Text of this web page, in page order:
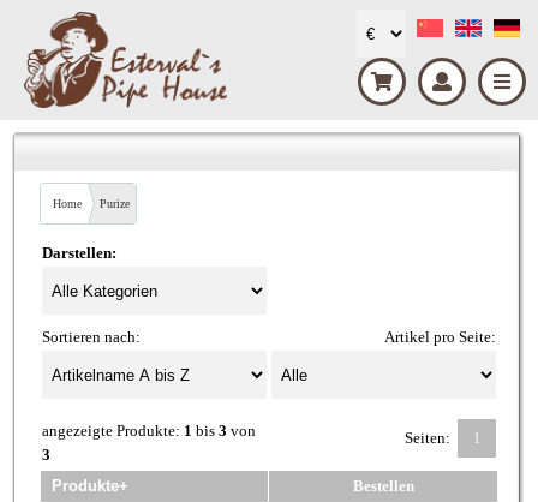
Home Purize
Darstellen:
Sortieren nach: Artikel pro Seite:
angezeigte Produkte: 1 bis 3 von
3
Seiten: 1
Produkte+ Bestellen